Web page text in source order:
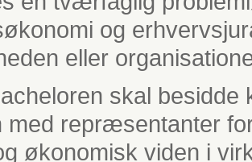
og
eller
skal
med repræsentanter
økonomisk viden i